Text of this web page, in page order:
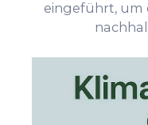
eingeführt, um